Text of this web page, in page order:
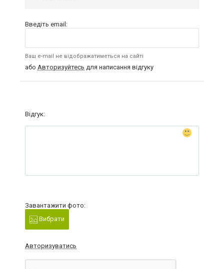
Введіть email:
Ваш e-mail не відображатиметься на сайті
або Авторизуйтесь для написання відгуку
Відгук:
Завантажити фото:
Вибрати
Авторизуватись